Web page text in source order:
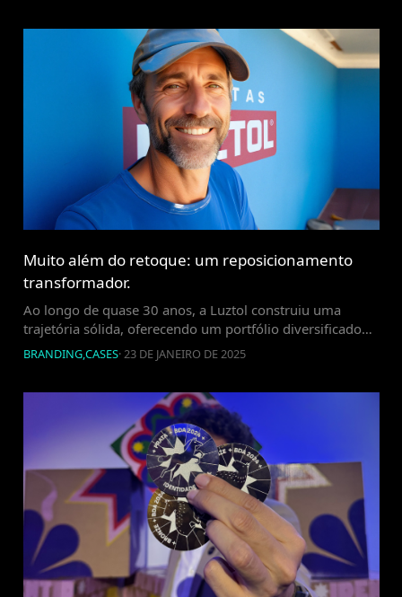
Muito além do retoque: um reposicionamento
transformador.
Ao longo de quase 30 anos, a Luztol construiu uma
trajetória sólida, oferecendo um portfólio diversificado
de produtos no mercado regional e nacional. O que
começou como uma fábrica de thinners e solventes se
pela fabricação e distribuição de esmaltes sintéticos,
resinas impermeabilizantes, tintas industriais e acrílicas,
revestimentos texturizados, […]
BRANDING,CASES·23 DE JANEIRO DE 2025